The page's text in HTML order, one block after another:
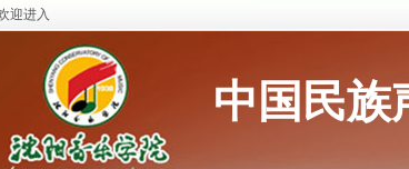
迎进入
中国民族